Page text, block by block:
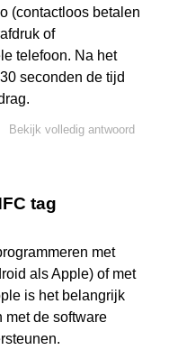
(contactloos betalen
of
telefoon. Na het
seconden de tijd
Bekijk volledig antwoord
tag
met
als Apple) of met
is het belangrijk
met de software